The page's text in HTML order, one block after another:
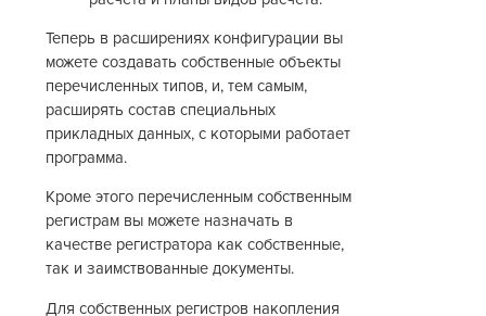
Теперь в расширениях конфигурации вы
можете создавать собственные объекты
перечисленных типов, и, тем самым,
расширять состав специальных
прикладных данных, с которыми работает
программа.
Кроме этого перечисленным собственным
регистрам вы можете назначать в
качестве регистратора как собственные,
так и заимствованные документы.
Для собственных регистров накопления